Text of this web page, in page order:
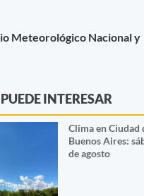
Meteorológico Nacional y
INTERESAR
Clima en Ciudad
Buenos Aires:
de agosto